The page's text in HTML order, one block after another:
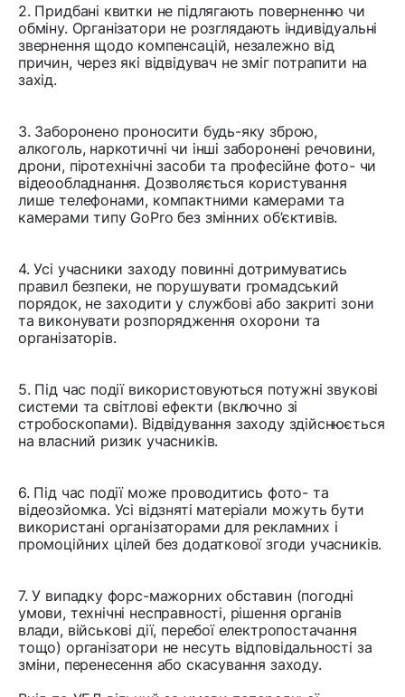
2. Придбані квитки не підлягають поверненню чи
обміну. Організатори не розглядають індивідуальні
звернення щодо компенсацій, незалежно від
причин, через які відвідувач не зміг потрапити на
захід.
3. Заборонено проносити будь-яку зброю,
алкоголь, наркотичні чи інші заборонені речовини,
дрони, піротехнічні засоби та професійне фото- чи
відеообладнання. Дозволяється користування
лише телефонами, компактними камерами та
камерами типу GoPro без змінних об’єктивів.
4. Усі учасники заходу повинні дотримуватись
правил безпеки, не порушувати громадський
порядок, не заходити у службові або закриті зони
та виконувати розпорядження охорони та
організаторів.
5. Під час події використовуються потужні звукові
системи та світлові ефекти (включно зі
стробоскопами). Відвідування заходу здійснюється
на власний ризик учасників.
6. Під час події може проводитись фото- та
відеозйомка. Усі відзняті матеріали можуть бути
використані організаторами для рекламних і
промоційних цілей без додаткової згоди учасників.
7. У випадку форс-мажорних обставин (погодні
умови, технічні несправності, рішення органів
влади, військові дії, перебої електропостачання
тощо) організатори не несуть відповідальності за
зміни, перенесення або скасування заходу.